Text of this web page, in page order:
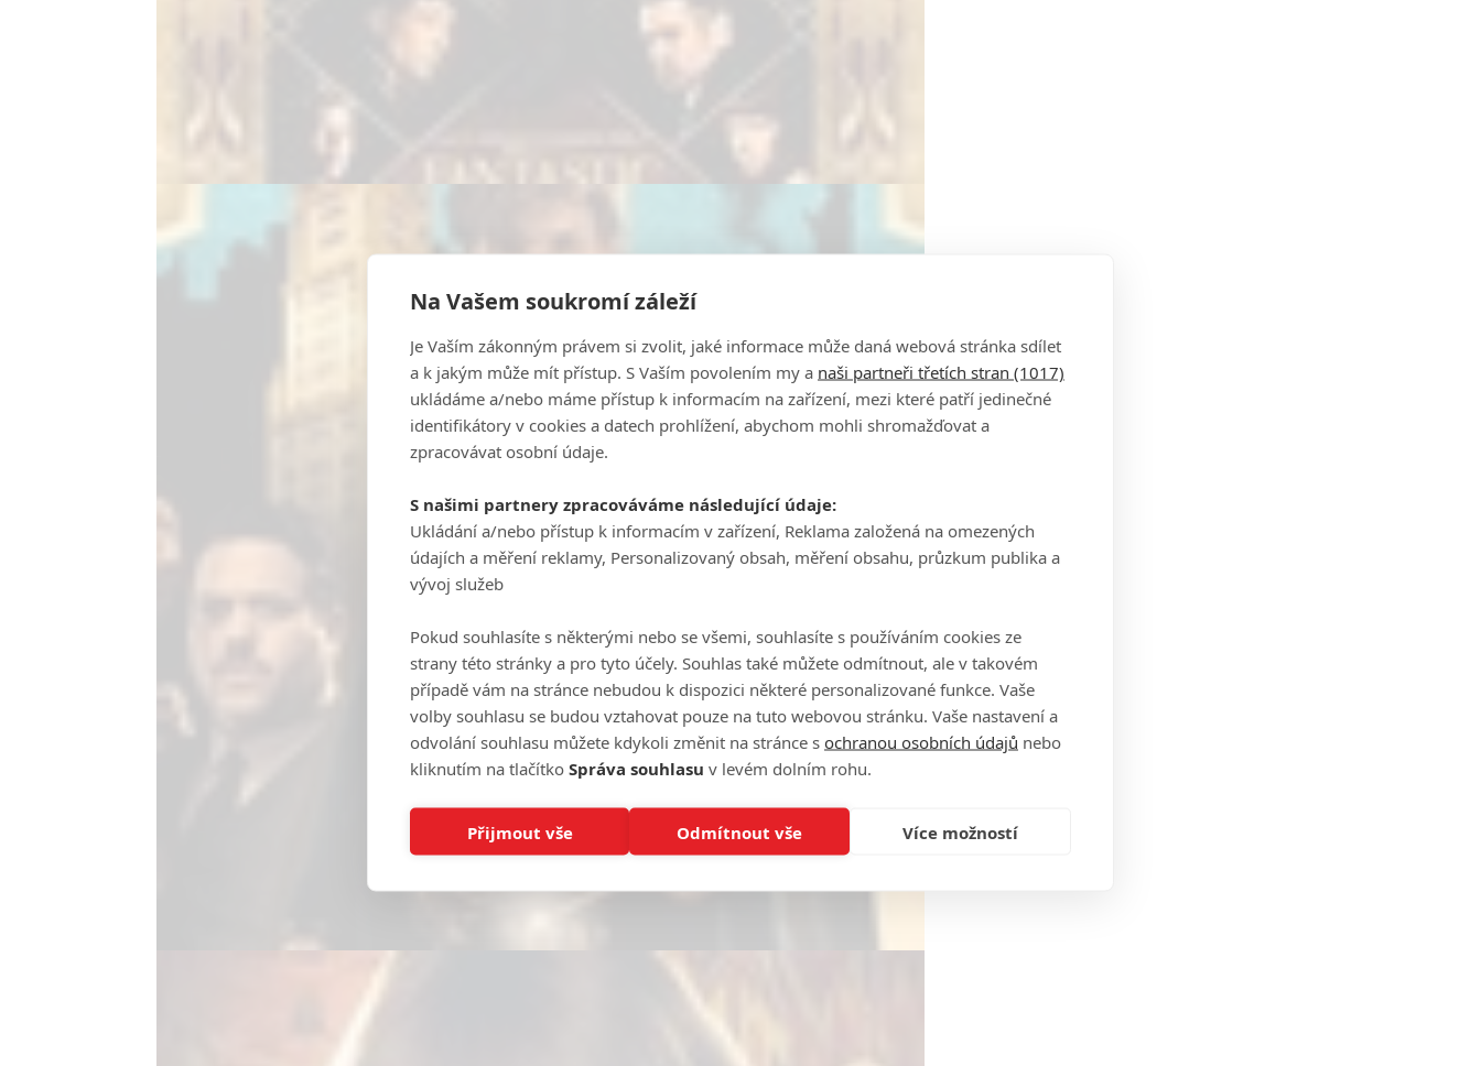
Na Vašem soukromí záleží
Je Vaším zákonným právem si zvolit, jaké informace může daná webová stránka sdílet
a k jakým může mít přístup. S Vaším povolením my a naši partneři třetích stran (1017)
ukládáme a/nebo máme přístup k informacím na zařízení, mezi které patří jedinečné
identifikátory v cookies a datech prohlížení, abychom mohli shromažďovat a
zpracovávat osobní údaje.
S našimi partnery zpracováváme následující údaje:
Ukládání a/nebo přístup k informacím v zařízení, Reklama založená na omezených
údajích a měření reklamy, Personalizovaný obsah, měření obsahu, průzkum publika a
vývoj služeb
Pokud souhlasíte s některými nebo se všemi, souhlasíte s používáním cookies ze
strany této stránky a pro tyto účely. Souhlas také můžete odmítnout, ale v takovém
případě vám na stránce nebudou k dispozici některé personalizované funkce. Vaše
volby souhlasu se budou vztahovat pouze na tuto webovou stránku. Vaše nastavení a
odvolání souhlasu můžete kdykoli změnit na stránce s ochranou osobních údajů nebo
kliknutím na tlačítko Správa souhlasu v levém dolním rohu.
Přijmout vše Odmítnout vše Více možností